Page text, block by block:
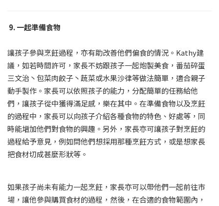
9. 一起準備食物
讓孩子參與烹飪過程，亦有助改善他們偏食的情況。Kathy建
議，如若時間許可，家長不妨跟孩子一起炮製美食，番茄碎蛋
三文治丶包菜肉餃子丶蔬菜或水果沙律等做法簡單，適合親子
動手製作。家長可以依照孩子的能力，分配簡單的任務給他
們，讓孩子從中獲得滿足感，樂在其中。在準備食物以及烹飪
的過程中，家長可以向孩子介紹各種食物的特色、好處等，同
時能增加他們對食物的興趣。另外，家長亦可讓孩子對烹飪的
過程給予意見，例如問他們想採用那種烹飪方式，或是想家長
把食材切成甚麼形狀等。
如果孩子尚未有能力一起烹飪，家長亦可以帶他們一起前往市
場，讓他參與購買食材的過程，然後，在合適的食物範圍內，